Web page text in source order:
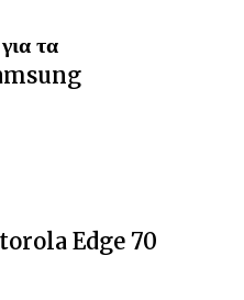
τα
Edge 70